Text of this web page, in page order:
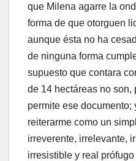
que Milena agarre la
forma de que otorguen
aunque ésta no ha
de ninguna forma
supuesto que contara
de 14 hectáreas no son,
permite ese documento;
reiterarme como un
irreverente, irrelevante,
irresistible y real